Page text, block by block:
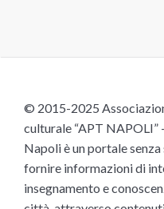
© 2015-2025
culturale “APT NAPOLI”
Napoli è un portale
fornire informazioni di
insegnamento e